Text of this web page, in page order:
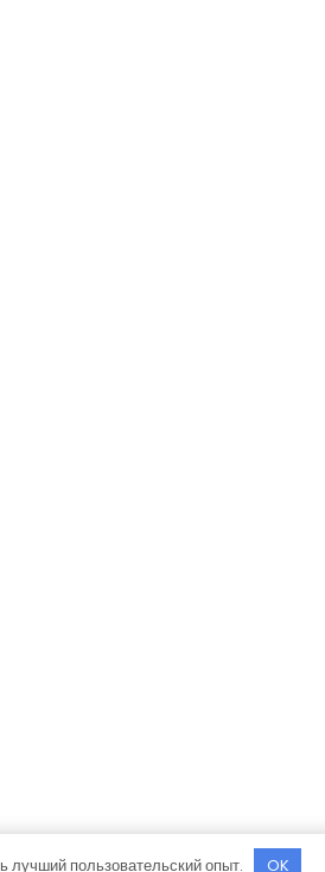
лучший пользовательский опыт. OK